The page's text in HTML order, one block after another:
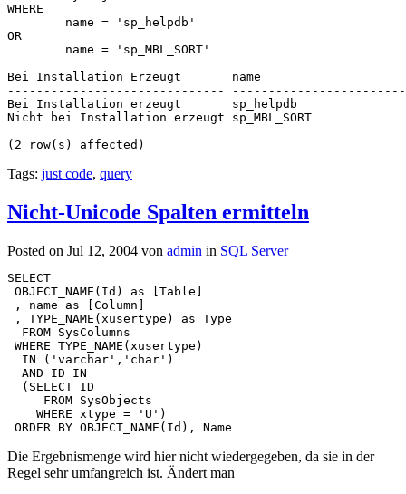
WHERE
OR
Bei Installation Erzeugt
------------------------------
Bei Installation erzeugt
Nicht bei Installation erzeugt
Tags: just code, query
Nicht-Unicode Spalten ermitteln
Posted on Jul 12, 2004 von admin in SQL Server
SELECT
OBJECT_NAME(Id) as [Table]
, name as [Column]
, TYPE_NAME(xusertype) as Type
  FROM SysColumns
WHERE TYPE_NAME(xusertype)
  IN ('varchar','char')
  AND ID IN
  (SELECT ID
     FROM SysObjects
    WHERE xtype = 'U')
ORDER BY OBJECT_NAME(Id), Name
Die Ergebnismenge wird hier nicht wiedergegeben, da sie in der
Regel sehr umfangreich ist. Ändert man